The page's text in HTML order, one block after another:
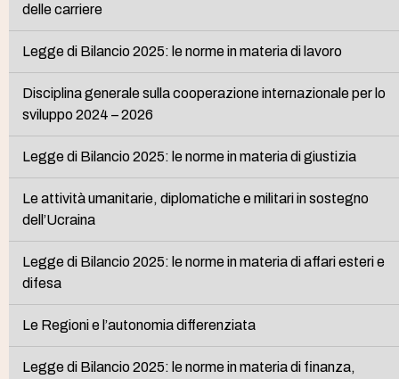
delle carriere
Legge di Bilancio 2025: le norme in materia di lavoro
Disciplina generale sulla cooperazione internazionale per lo
sviluppo 2024 – 2026
Legge di Bilancio 2025: le norme in materia di giustizia
Le attività umanitarie, diplomatiche e militari in sostegno
dell’Ucraina
Legge di Bilancio 2025: le norme in materia di affari esteri e
difesa
Le Regioni e l’autonomia differenziata
Legge di Bilancio 2025: le norme in materia di finanza,